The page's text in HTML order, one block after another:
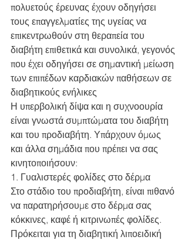
πολυετούς έρευνας έχουν οδηγήσει
τους επαγγελματίες της υγείας να
επικεντρωθούν στη θεραπεία του
διαβήτη επιθετικά και συνολικά, γεγονός
που έχει οδηγήσει σε σημαντική μείωση
των επιπέδων καρδιακών παθήσεων σε
διαβητικούς ενήλικες
Η υπερβολική δίψα και η συχνοουρία
είναι γνωστά συμπτώματα του διαβήτη
και του προδιαβήτη. Υπάρχουν όμως
και άλλα σημάδια που πρέπει να σας
κινητοποιήσουν:
1. Γυαλιστερές φολίδες στο δέρμα
Στο στάδιο του προδιαβήτη, είναι πιθανό
να παρατηρήσουμε στο δέρμα σας
κόκκινες, καφέ ή κιτρινωπές φολίδες.
Πρόκειται για τη διαβητική λιποειδική